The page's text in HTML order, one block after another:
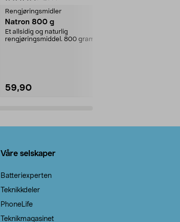
Rengjøringsmidler
Natron 800 g
Et allsidig og naturlig
rengjøringsmiddel. 800 gram
59,90
Våre selskaper
Batteriexperten
Teknikkdeler
PhoneLife
Teknikmagasinet